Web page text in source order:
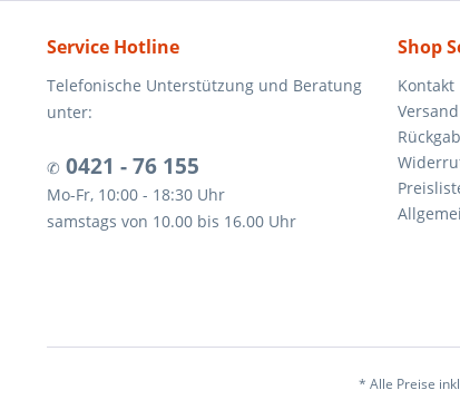
Service Hotline
Telefonische Unterstützung und Beratung
unter:
✆ 0421 - 76 155
Mo-Fr, 10:00 - 18:30 Uhr
samstags von 10.00 bis 16.00 Uhr
Shop
Kontakt
* Alle Preise